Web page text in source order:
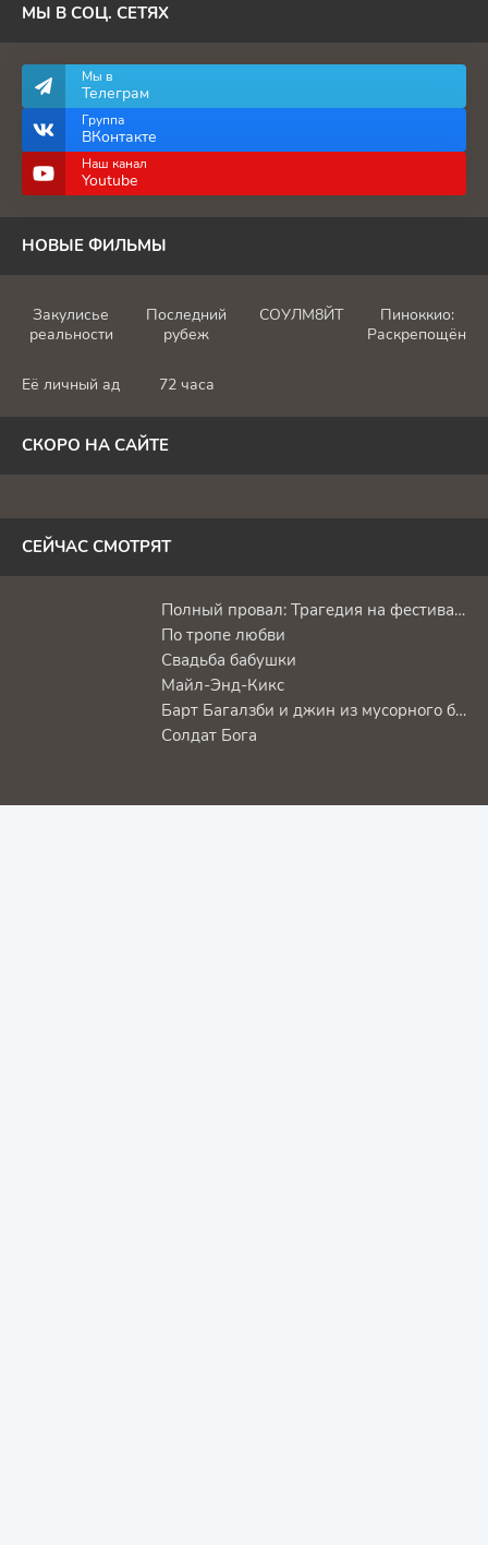
МЫ В СОЦ. СЕТЯХ
Мы в
Телеграм
Группа
ВКонтакте
Наш канал
Youtube
НОВЫЕ ФИЛЬМЫ
Закулисье
реальности
Последний
рубеж
СОУЛМ8ЙТ
Пиноккио:
Её личный ад 72 часа
СКОРО НА САЙТЕ
СЕЙЧАС СМОТРЯТ
Полный провал: Трагедия на фестивале Astroworld
По тропе любви
Свадьба бабушки
Майл-Энд-Кикс
Барт Багалзби и джин из мусорного бака
Солдат Бога